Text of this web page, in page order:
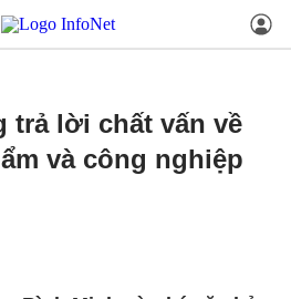
trả lời chất vấn về
và công nghiệp